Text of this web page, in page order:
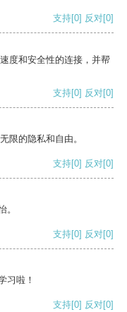
支持[0] 反对[0]
度和安全性的连接，并帮
支持[0] 反对[0]
限的隐私和自由。
支持[0] 反对[0]
。
支持[0] 反对[0]
习啦！
支持[0] 反对[0]